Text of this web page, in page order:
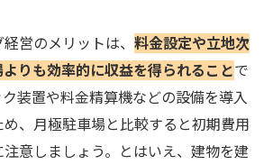
営のメリットは、料金設定や立地次
りも効率的に収益を得られることで
装置や料金精算機などの設備を導入
、月極駐車場と比較すると初期費用
意しましょう。とはいえ、建物を建